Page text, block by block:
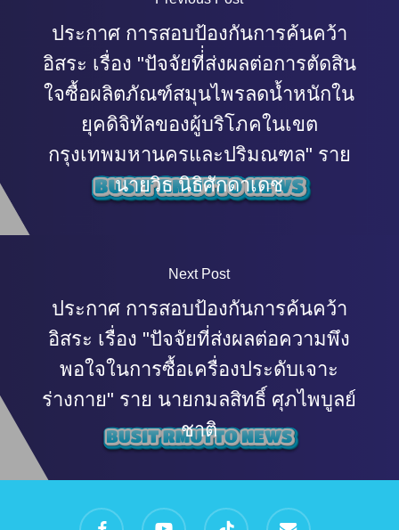
ประกาศ การสอบป้องกันการค้นคว้า
อิสระ เรื่อง "ปัจจัยที่่ส่งผลต่อการตัดสิน
ใจซื้อผลิตภัณฑ์สมุนไพรลดน้ำหนักใน
ยุคดิจิทัลของผู้บริโภคในเขต
กรุงเทพมหานครและปริมณฑล" ราย
นายวิธ นิธิศักดาเดช
Next Post
ประกาศ การสอบป้องกันการค้นคว้า
อิสระ เรื่อง "ปัจจัยที่ส่งผลต่อความพึง
พอใจในการซื้อเครื่องประดับเจาะ
ร่างกาย" ราย นายกมลสิทธิ์ ศุภไพบูลย์
ชาติ
facebook youtube tiktok email